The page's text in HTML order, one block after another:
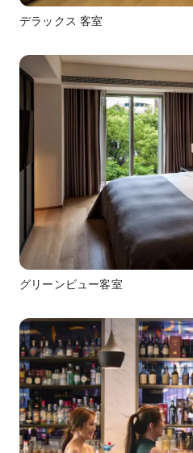
デラックス 客室
グリーンビュー客室